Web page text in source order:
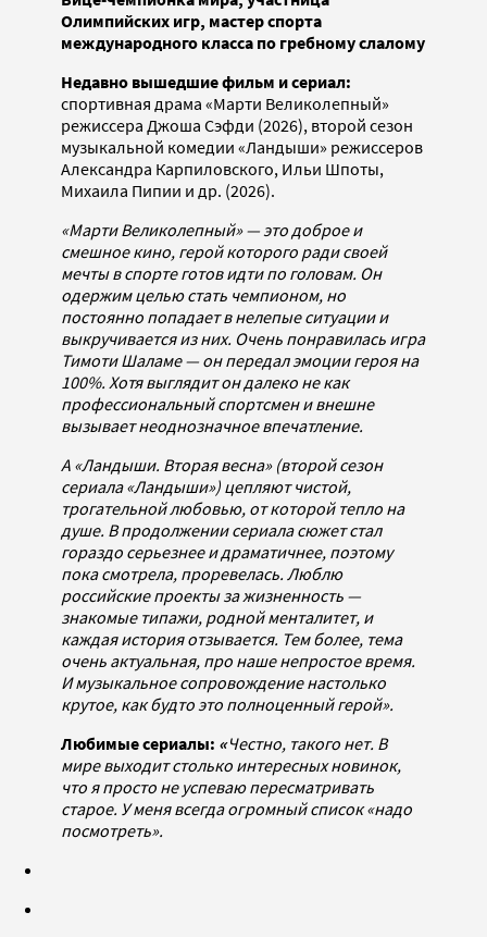
Олимпийских игр, мастер спорта
международного класса по гребному слалому
Недавно вышедшие фильм и сериал:
спортивная драма «Марти Великолепный»
режиссера Джоша Сэфди (2026), второй сезон
музыкальной комедии «Ландыши» режиссеров
Александра Карпиловского, Ильи Шпоты,
Михаила Пипии и др. (2026).
«Марти Великолепный» — это доброе и
смешное кино, герой которого ради своей
мечты в спорте готов идти по головам. Он
одержим целью стать чемпионом, но
постоянно попадает в нелепые ситуации и
выкручивается из них. Очень понравилась игра
Тимоти Шаламе — он передал эмоции героя на
100%. Хотя выглядит он далеко не как
профессиональный спортсмен и внешне
вызывает неоднозначное впечатление.
А «Ландыши. Вторая весна» (второй сезон
сериала «Ландыши») цепляют чистой,
трогательной любовью, от которой тепло на
душе. В продолжении сериала сюжет стал
гораздо серьезнее и драматичнее, поэтому
пока смотрела, проревелась. Люблю
российские проекты за жизненность —
знакомые типажи, родной менталитет, и
каждая история отзывается. Тем более, тема
очень актуальная, про наше непростое время.
И музыкальное сопровождение настолько
крутое, как будто это полноценный герой».
Любимые сериалы: «Честно, такого нет. В
мире выходит столько интересных новинок,
что я просто не успеваю пересматривать
старое. У меня всегда огромный список «надо
посмотреть».